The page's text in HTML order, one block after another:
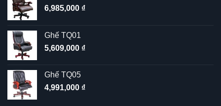
6,985,000 ₫
Ghế TQ01
5,609,000 ₫
Ghế TQ05
4,991,000 ₫